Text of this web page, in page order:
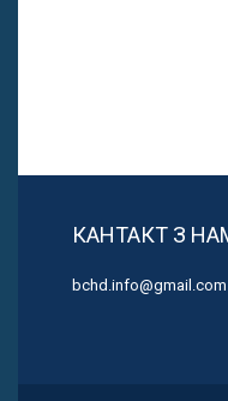
КАНТАКТ З
bchd.info@gmail.com